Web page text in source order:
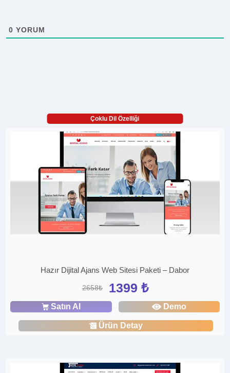
0 YORUM
Çoklu Dil Özelliği
Hazır Dijital Ajans Web Sitesi Paketi – Dabor
2658₺ 1399 ₺
Satın Al Demo
Ürün Detay